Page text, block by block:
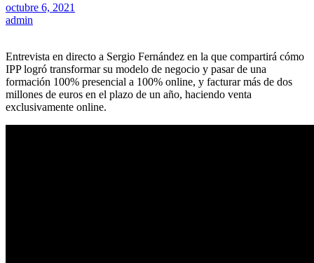
octubre 6, 2021
admin
Entrevista en directo a Sergio Fernández en la que compartirá cómo
IPP logró transformar su modelo de negocio y pasar de una
formación 100% presencial a 100% online, y facturar más de dos
millones de euros en el plazo de un año, haciendo venta
exclusivamente online.